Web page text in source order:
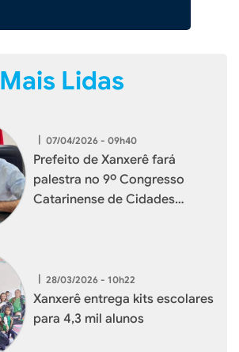
Mais Lidas
07/04/2026 - 09h40
Prefeito de Xanxerê fará
palestra no 9º Congresso
Catarinense de Cidades
| 28/03/2026 - 10h22
Xanxerê entrega kits escolares
para 4,3 mil alunos